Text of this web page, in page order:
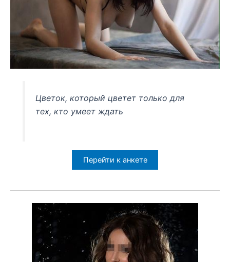
Цветок, который цветет только для
тех, кто умеет ждать
Перейти к анкете